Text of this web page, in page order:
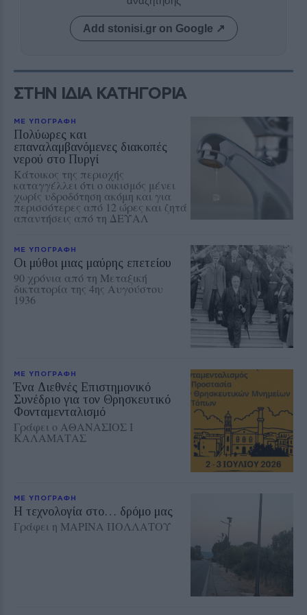
Add stonisi.gr on Google ↗
ΣΤΗΝ ΙΔΙΑ ΚΑΤΗΓΟΡΙΑ
ΜΕ ΥΠΟΓΡΑΦΗ
Πολύωρες και
επαναλαμβανόμενες διακοπές
νερού στο Πυργί
Κάτοικος της περιοχής
καταγγέλλει ότι ο οικισμός μένει
χωρίς υδροδότηση ακόμη και για
περισσότερες από 12 ώρες και ζητά
απαντήσεις από τη ΔΕΥΑΛ
ΜΕ ΥΠΟΓΡΑΦΗ
Οι μύθοι μιας μαύρης επετείου
90 χρόνια από τη Μεταξική
δικτατορία της 4ης Αυγούστου
1936
ΜΕ ΥΠΟΓΡΑΦΗ
Ένα Διεθνές Επιστημονικό
Συνέδριο για τον Θρησκευτικό
Φονταμενταλισμό
Γράφει ο ΑΘΑΝΑΣΙΟΣ Ι
ΚΑΛΑΜΑΤΑΣ
ΜΕ ΥΠΟΓΡΑΦΗ
Η τεχνολογία στο… δρόμο μας
Γράφει η ΜΑΡΙΝΑ ΠΟΛΛΑΤΟΥ